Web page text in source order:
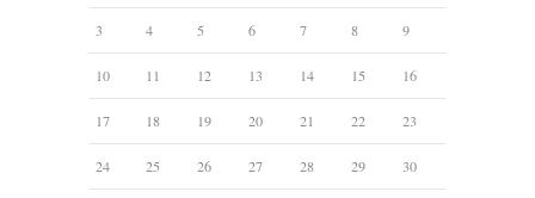
3 4 5 6 7 8 9
10 11 12 13 14 15 16
17 18 19 20 21 22 23
24 25 26 27 28 29 30